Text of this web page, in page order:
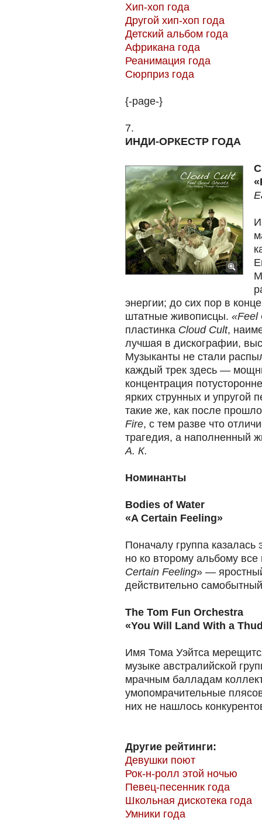
Хип-хоп года
Другой хип-хоп года
Детский альбом года
Африкана года
Реанимация года
Сюрприз года
{-page-}
7.
ИНДИ-ОРКЕСТР ГОДА
энергии; до сих пор в
штатные живописцы. «Feel
пластинка Cloud Cult,
лучшая в дискографии,
Музыканты не стали
каждый трек здесь —
концентрация
ярких струнных и упругой
такие же, как после
Fire, с тем разве что
трагедия, а наполненный
А. К.
Номинанты
Bodies of Water
«A Certain Feeling»
Поначалу группа
но ко второму альбому
Certain Feeling» —
действительно
The Tom Fun Orchestra
«You Will Land With a
Имя Тома Уэйтса
музыке австралийской
мрачным балладам
умопомрачительные
них не нашлось
Другие рейтинги:
Девушки поют
Рок-н-ролл этой ночью
Певец-песенник года
Школьная дискотека года
Умники года